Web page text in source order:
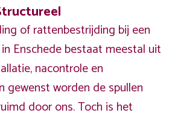
of rattenbestrijding bij een
Enschede bestaat meestal uit
nacontrole en
gewenst worden de spullen
door ons. Toch is het